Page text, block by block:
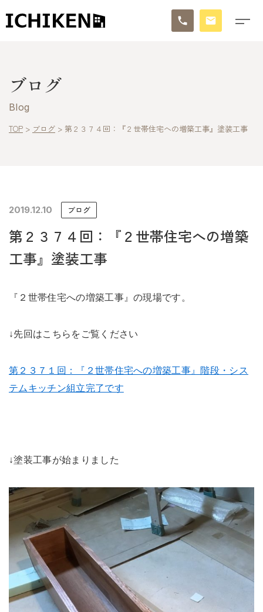
ブログ
モデルハウス
太陽に素直な家
未来に住み継ぐ平屋
会社情報
ブログ
Blog
TOP > ブログ > 第２３７４回：『２世帯住宅への増築工事』塗装工事
2019.12.10 ブログ
第２３７４回：『２世帯住宅への増築
工事』塗装工事
『２世帯住宅への増築工事』の現場です。
↓先回はこちらをご覧ください
第２３７１回：『２世帯住宅への増築工事』階段・シス
テムキッチン組立完了です
↓塗装工事が始まりました